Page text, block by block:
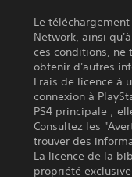
Le
Network, ainsi
ces conditions, ne
obtenir d'autres
Frais de licence à
connexion à
PS4 principale ;
Consultez les
trouver des
La licence de la
propriété